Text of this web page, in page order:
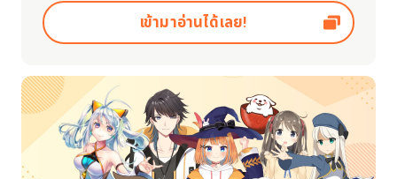
เข้ามาอ่านได้เลย!